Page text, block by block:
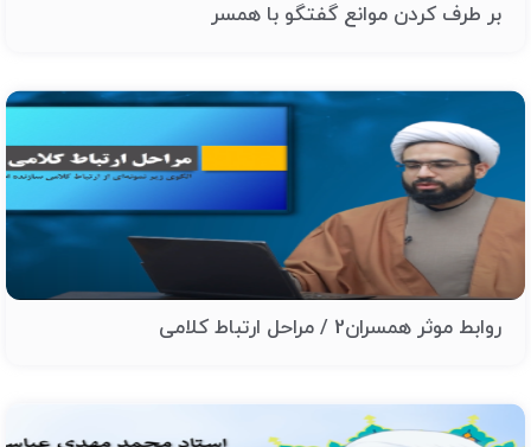
بر طرف کردن موانع گفتگو با همسر
روابط موثر همسران2 / مراحل ارتباط کلامی